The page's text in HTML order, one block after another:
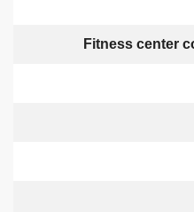
Fitness center